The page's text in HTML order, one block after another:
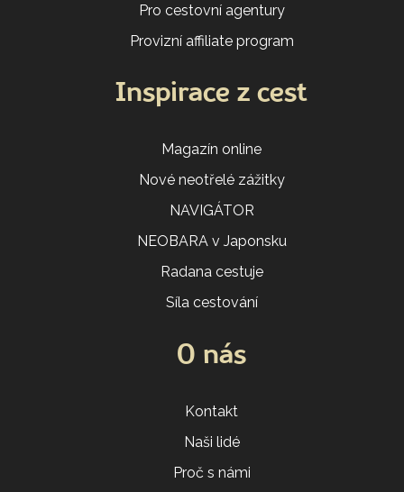
Pro cestovní agentury
Provizní affiliate program
Inspirace z cest
Magazín online
Nové neotřelé zážitky
NAVIGÁTOR
NEOBARA v Japonsku
Radana cestuje
Síla cestování
O nás
Kontakt
Naši lidé
Proč s námi